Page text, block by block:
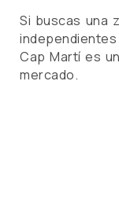
Si buscas una
Cap Martí es
mercado.